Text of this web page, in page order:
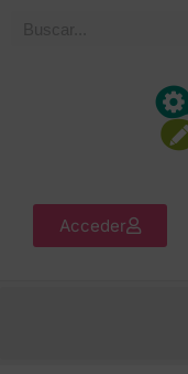
Acceder